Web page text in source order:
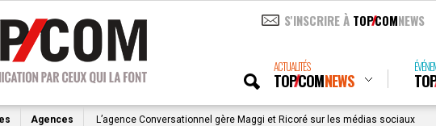
S'INSCRIRE À TOPCOMNEWS
ACTUALITÉS
TOPCOMNEWS TOP
Agences L’agence Conversationnel gère Maggi et Ricoré sur les médias sociaux